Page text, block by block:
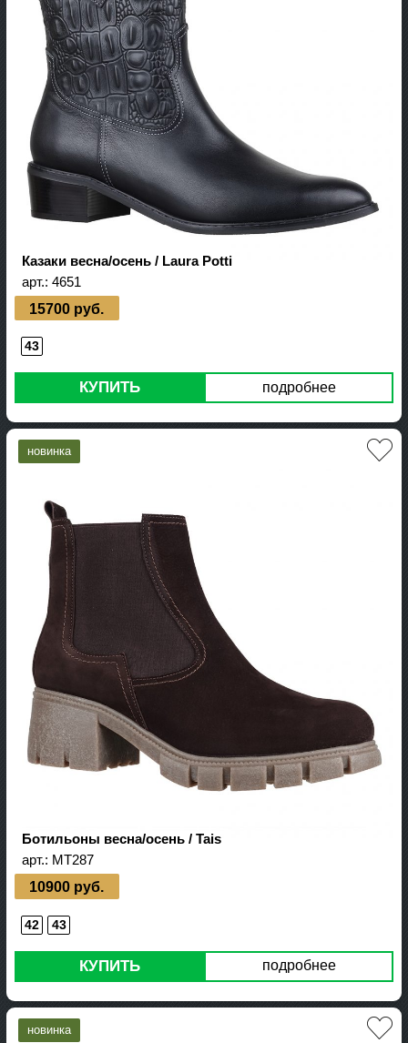
Казаки весна/осень / Laura Potti
арт.: 4651
15700 руб.
43
подробнее
КУПИТЬ
Ботильоны весна/осень / Tais
арт.: MT287
10900 руб.
42 43
подробнее
КУПИТЬ